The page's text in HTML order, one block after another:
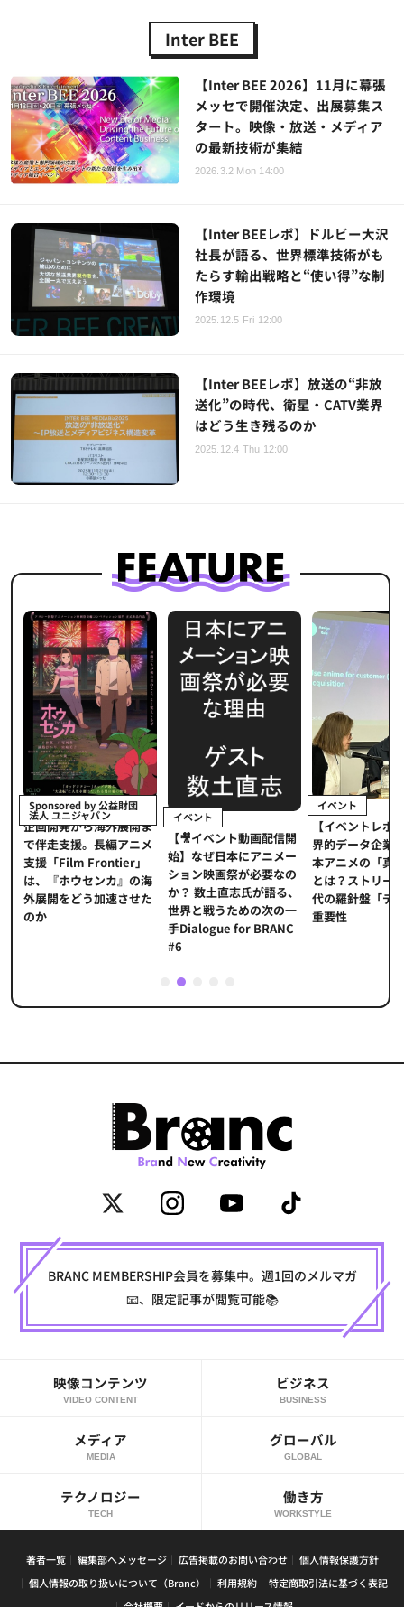
Inter BEE
【Inter BEE 2026】11月に幕張
メッセで開催決定、出展募集ス
タート。映像・放送・メディア
の最新技術が集結
2026.3.2 Mon 14:00
【Inter BEEレポ】ドルビー大沢
社長が語る、世界標準技術がも
たらす輸出戦略と“使い得”な制
作環境
2025.12.5 Fri 12:00
【Inter BEEレポ】放送の“非放
送化”の時代、衛星・CATV業界
はどう生き残るのか
2025.12.4 Thu 12:00
Sponsored by 公益財団
法人 ユニジャパン
企画開発から海外展開ま
で伴走支援。長編アニメ
支援「Film Frontier」
は、『ホウセンカ』の海
外展開をどう加速させた
のか
イベント
【🎥イベント動画配信開
始】なぜ日本にアニメー
ション映画祭が必要なの
か？ 数土直志氏が語る、
世界と戦うための次の一
手Dialogue for BRANC
#6
イベント
【イベントレポ
界的データ企業
本アニメの「真
とは？ストリー
代の羅針盤「デ
重要性
2
BRANC MEMBERSHIP会員を募集中。週1回のメルマガ
📧、限定記事が閲覧可能📚
映像コンテンツ
VIDEO CONTENT
ビジネス
BUSINESS
メディア
MEDIA
グローバル
GLOBAL
テクノロジー
TECH
働き方
WORKSTYLE
著者一覧 編集部へメッセージ 広告掲載のお問い合わせ
個人情報保護方針
個人情報の取り扱いについて（Branc）
利用規約
特定商取引法に基づく表記